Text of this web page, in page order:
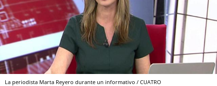
La periodista Marta Reyero durante un informativo / CUATRO